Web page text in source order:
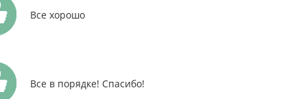
Все хорошо
Все в порядке! Спасибо!